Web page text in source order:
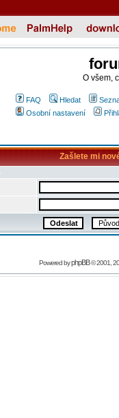
O všem,
FAQ Hledat
Osobní nastavení
Zašlete mi
Powered byphpBB© 2001,